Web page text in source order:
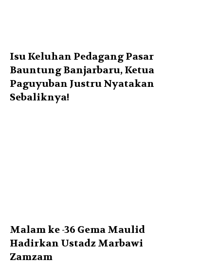
Isu Keluhan Pedagang Pasar
Bauntung Banjarbaru, Ketua
Paguyuban Justru Nyatakan
Sebaliknya!
Malam ke -36 Gema Maulid
Hadirkan Ustadz Marbawi
Zamzam